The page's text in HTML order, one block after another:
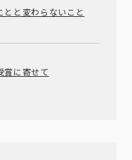
と変わらないこと
賞に寄せて